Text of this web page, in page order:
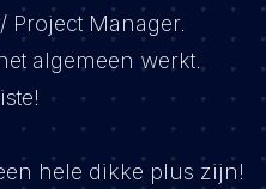
Manager.
algemeen werkt.
hele dikke plus zijn!